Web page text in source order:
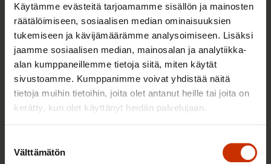
Käytämme evästeitä tarjoamamme sisällön ja mainosten
räätälöimiseen, sosiaalisen median ominaisuuksien
tukemiseen ja kävijämäärämme analysoimiseen. Lisäksi
jaamme sosiaalisen median, mainosalan ja analytiikka-
alan kumppaneillemme tietoja siitä, miten käytät
sivustoamme. Kumppanimme voivat yhdistää näitä
tietoja muihin tietoihin, joita olet antanut heille tai joita on
kerätty, kun olet käyttänyt heidän palvelujaan.
valinta
Välttämätön
SAK: Ammatillinen koulutus on
avainasemassa tuottavuuden
parantamisessa
15.4.2024 Uutiset
Ilmastonmuutoksen huomiointi